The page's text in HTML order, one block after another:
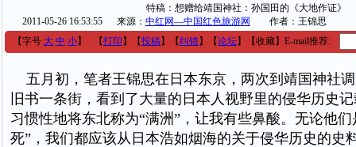
特稿：想赠给靖国神社：孙国田的《大地作证》
2011-05-26 16:53:55
来源： 中红网—中国红色旅游网
作者：王锦思
【字号 大 中 小】 【打印 】 【投稿】 【纠错】 【论坛】 【收藏】 E-mail推荐:
五月初，笔者王锦思在日本东京，两次到靖国神社
旧书一条街，看到了大量的日本人视野里的侵华历史
习惯性地将东北称为“满洲”，让我有些鼻酸。无论他
死”，我们都应该从日本浩如烟海的关于侵华历史的史